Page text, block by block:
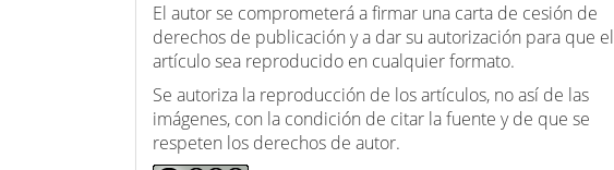
El autor se comprometerá a firmar una carta de cesión de
derechos de publicación y a dar su autorización para que el
artículo sea reproducido en cualquier formato.
Se autoriza la reproducción de los artículos, no así de las
imágenes, con la condición de citar la fuente y de que se
respeten los derechos de autor.